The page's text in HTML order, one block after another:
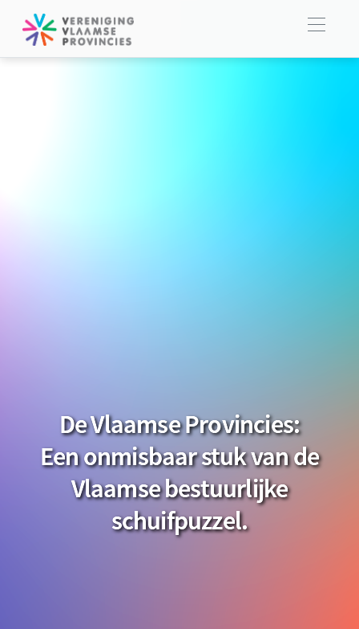
De Vlaamse Provincies:
Een onmisbaar stuk van de
Vlaamse bestuurlijke
schuifpuzzel.